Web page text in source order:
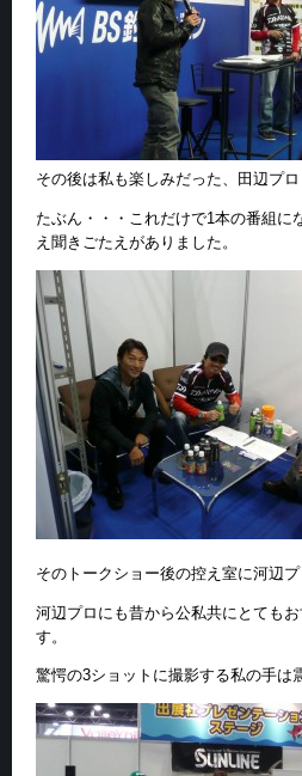
その後は私も楽しみだった、田辺プロ
たぶん・・・これだけで1本の番組に
え聞きごたえがありました。
そのトークショー後の控え室に河辺プ
河辺プロにも昔から公私共にとても
す。
驚愕の3ショットに撮影する私の手は